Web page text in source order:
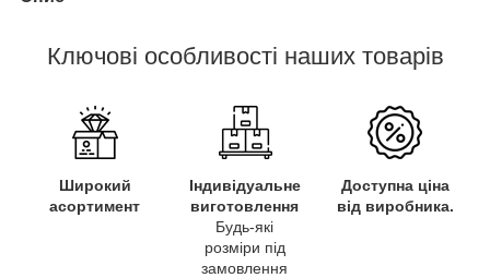
Ключові особливості наших товарів
Широкий
асортимент
Індивідуальне
виготовлення
Будь-які
розміри під
замовлення
Доступна ціна
від виробника.